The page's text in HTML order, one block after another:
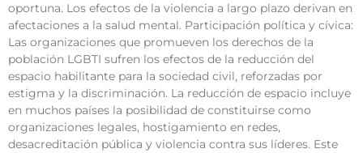
oportuna. Los efectos de la violencia a largo plazo derivan en
afectaciones a la salud mental. Participación política y cívica:
Las organizaciones que promueven los derechos de la
población LGBTI sufren los efectos de la reducción del
espacio habilitante para la sociedad civil, reforzadas por
estigma y la discriminación. La reducción de espacio incluye
en muchos países la posibilidad de constituirse como
organizaciones legales, hostigamiento en redes,
desacreditación pública y violencia contra sus líderes. Este